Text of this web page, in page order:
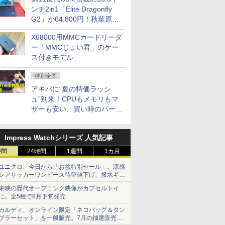
ンチ2in1「Elite Dragonfly
G2」が64,800円！秋葉原で
中古PCセール
X68000用MMCカードリーダ
ー「MMCじょい君」のケー
ス付きモデル
特別企画
アキバに“夏の特価ラッシ
ュ”到来！CPUもメモリもマ
ザーも安い、買い時のパーツ
Impress Watchシリーズ 人気記事
24時間 1週間 1カ月
ニクロ、今日から「お盆特別セール」。涼感
アサッカーワンピース待望値下げ、撥水ギア
ョーツは1990円に
映の歴代オープニング映像がカプセルトイ
。全5種で8月下旬発売
ルディ、オンライン限定「ネコバッグ＆タン
ラーセット」を一般販売。7月の抽選販売の